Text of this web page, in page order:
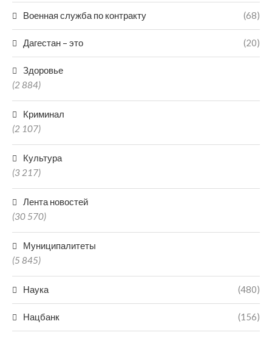
Военная служба по контракту (68)
Дагестан – это (20)
Здоровье
(2 884)
Криминал
(2 107)
Культура
(3 217)
Лента новостей
(30 570)
Муниципалитеты
(5 845)
Наука (480)
Нацбанк (156)